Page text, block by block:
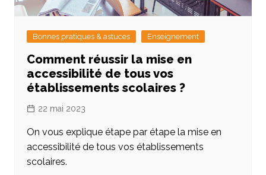
Bonnes pratiques & astuces Enseignement
Comment réussir la mise en
accessibilité de tous vos
établissements scolaires ?
22 mai 2023
On vous explique étape par étape la mise en
accessibilité de tous vos établissements
scolaires.